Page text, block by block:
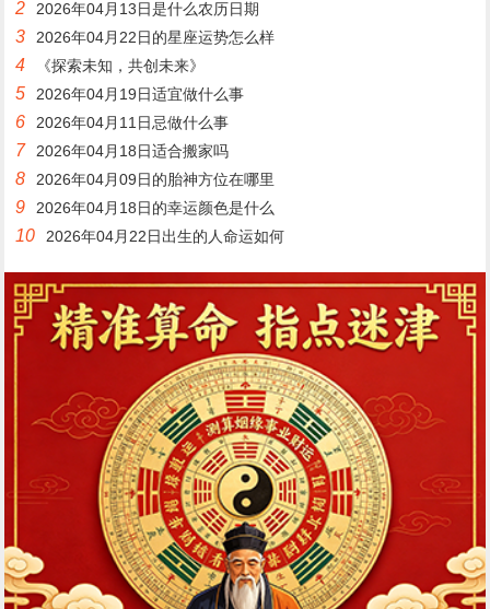
2 2026年04月13日是什么农历日期
3 2026年04月22日的星座运势怎么样
4 《探索未知，共创未来》
5 2026年04月19日适宜做什么事
6 2026年04月11日忌做什么事
7 2026年04月18日适合搬家吗
8 2026年04月09日的胎神方位在哪里
9 2026年04月18日的幸运颜色是什么
10 2026年04月22日出生的人命运如何